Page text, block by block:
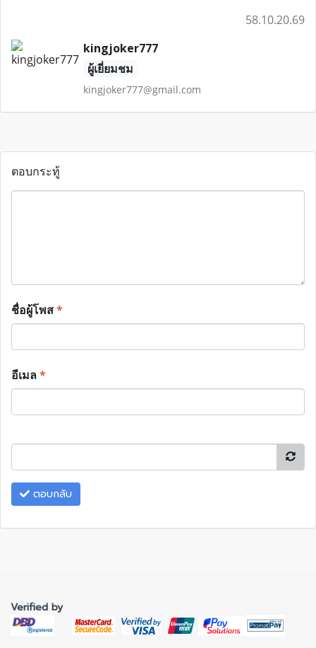
58.10.20.69
kingjoker777
ผู้เยี่ยมชม
kingjoker777@gmail.com
ตอบกระทู้
ชื่อผู้โพส*
อีเมล*
ตอบกลับ
Verified by